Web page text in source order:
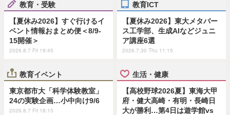
教育・受験
【夏休み2026】すぐ行けるイ
ベント情報おまとめ便＜8/9-
15開催＞
2026.8.7 Fri 19:45
教育ICT
【夏休み2026】東大メタバー
ス工学部、生成AIなどジュニ
ア講座6選
2026.7.30 Thu 11:15
教育イベント
東京都市大「科学体験教室」
24の実験企画…小中向け9/6
2026.8.7 Fri 18:15
生活・健康
【高校野球2026夏】東海大甲
府・健大高崎・有明・長崎日
大が勝利…第4日は遊学館vs